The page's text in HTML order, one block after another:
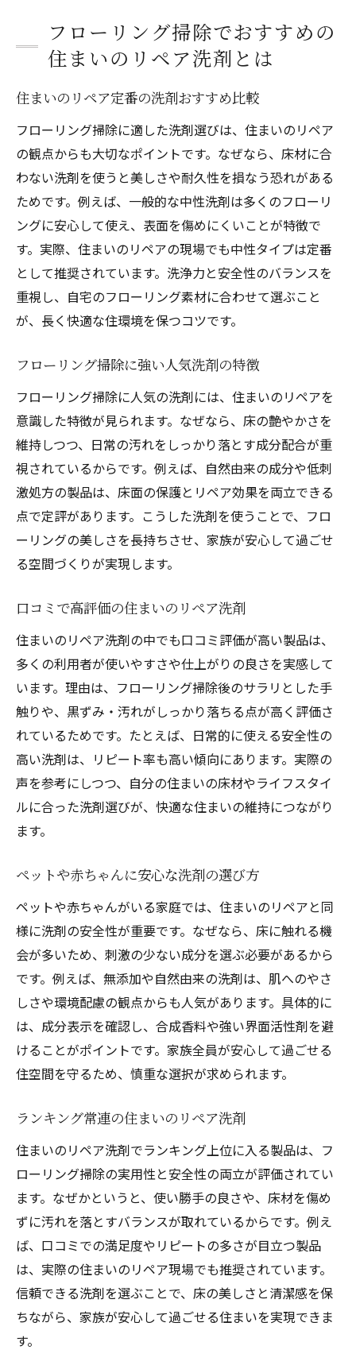
フローリング掃除でおすすめの
住まいのリペア洗剤とは
住まいのリペア定番の洗剤おすすめ比較
フローリング掃除に適した洗剤選びは、住まいのリペア
の観点からも大切なポイントです。なぜなら、床材に合
わない洗剤を使うと美しさや耐久性を損なう恐れがある
ためです。例えば、一般的な中性洗剤は多くのフローリ
ングに安心して使え、表面を傷めにくいことが特徴で
す。実際、住まいのリペアの現場でも中性タイプは定番
として推奨されています。洗浄力と安全性のバランスを
重視し、自宅のフローリング素材に合わせて選ぶこと
が、長く快適な住環境を保つコツです。
フローリング掃除に強い人気洗剤の特徴
フローリング掃除に人気の洗剤には、住まいのリペアを
意識した特徴が見られます。なぜなら、床の艶やかさを
維持しつつ、日常の汚れをしっかり落とす成分配合が重
視されているからです。例えば、自然由来の成分や低刺
激処方の製品は、床面の保護とリペア効果を両立できる
点で定評があります。こうした洗剤を使うことで、フロ
ーリングの美しさを長持ちさせ、家族が安心して過ごせ
る空間づくりが実現します。
口コミで高評価の住まいのリペア洗剤
住まいのリペア洗剤の中でも口コミ評価が高い製品は、
多くの利用者が使いやすさや仕上がりの良さを実感して
います。理由は、フローリング掃除後のサラリとした手
触りや、黒ずみ・汚れがしっかり落ちる点が高く評価さ
れているためです。たとえば、日常的に使える安全性の
高い洗剤は、リピート率も高い傾向にあります。実際の
声を参考にしつつ、自分の住まいの床材やライフスタイ
ルに合った洗剤選びが、快適な住まいの維持につながり
ます。
ペットや赤ちゃんに安心な洗剤の選び方
ペットや赤ちゃんがいる家庭では、住まいのリペアと同
様に洗剤の安全性が重要です。なぜなら、床に触れる機
会が多いため、刺激の少ない成分を選ぶ必要があるから
です。例えば、無添加や自然由来の洗剤は、肌へのやさ
しさや環境配慮の観点からも人気があります。具体的に
は、成分表示を確認し、合成香料や強い界面活性剤を避
けることがポイントです。家族全員が安心して過ごせる
住空間を守るため、慎重な選択が求められます。
ランキング常連の住まいのリペア洗剤
住まいのリペア洗剤でランキング上位に入る製品は、フ
ローリング掃除の実用性と安全性の両立が評価されてい
ます。なぜかというと、使い勝手の良さや、床材を傷め
ずに汚れを落とすバランスが取れているからです。例え
ば、口コミでの満足度やリピートの多さが目立つ製品
は、実際の住まいのリペア現場でも推奨されています。
信頼できる洗剤を選ぶことで、床の美しさと清潔感を保
ちながら、家族が安心して過ごせる住まいを実現できま
す。